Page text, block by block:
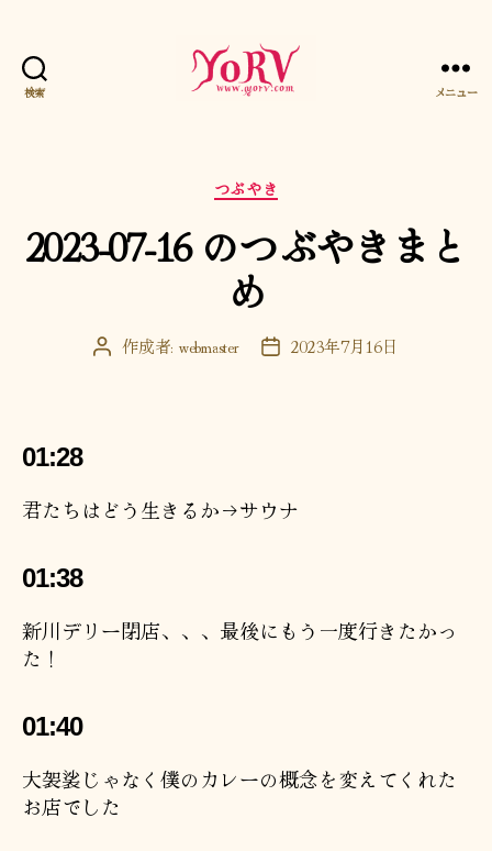
検索 メニュー
カ
テ
ゴ
リ
ー
つぶやき
2023-07-16 のつぶやきまと
め
投 作成者: webmaster
投 2023年7月16日
01:28
君たちはどう生きるか→サウナ
01:38
新川デリー閉店、、、最後にもう一度行きたかっ
た！
01:40
大袈裟じゃなく僕のカレーの概念を変えてくれた
お店でした